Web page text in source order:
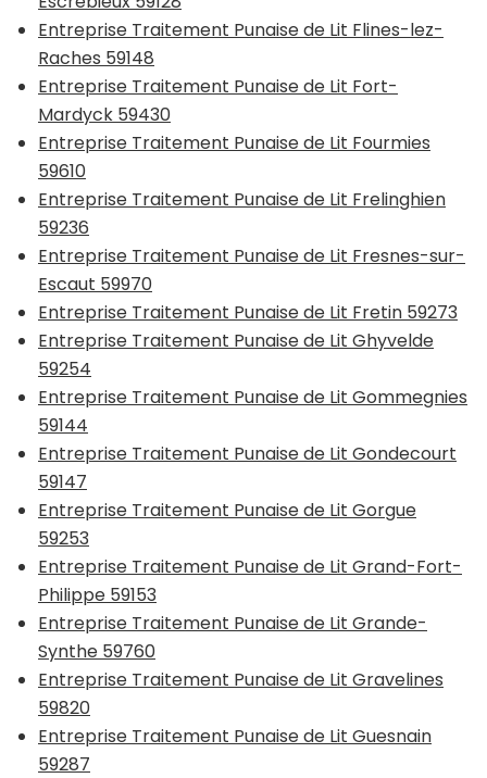
Entreprise Traitement Punaise de Lit Flines-lez-
Raches 59148
Entreprise Traitement Punaise de Lit Fort-
Mardyck 59430
Entreprise Traitement Punaise de Lit Fourmies
59610
Entreprise Traitement Punaise de Lit Frelinghien
59236
Entreprise Traitement Punaise de Lit Fresnes-sur-
Escaut 59970
Entreprise Traitement Punaise de Lit Fretin 59273
Entreprise Traitement Punaise de Lit Ghyvelde
59254
Entreprise Traitement Punaise de Lit Gommegnies
59144
Entreprise Traitement Punaise de Lit Gondecourt
59147
Entreprise Traitement Punaise de Lit Gorgue
59253
Entreprise Traitement Punaise de Lit Grand-Fort-
Philippe 59153
Entreprise Traitement Punaise de Lit Grande-
Synthe 59760
Entreprise Traitement Punaise de Lit Gravelines
59820
Entreprise Traitement Punaise de Lit Guesnain
59287